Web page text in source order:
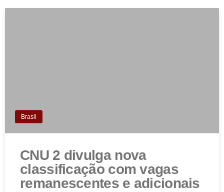
Brasil
CNU 2 divulga nova
classificação com vagas
remanescentes e adicionais